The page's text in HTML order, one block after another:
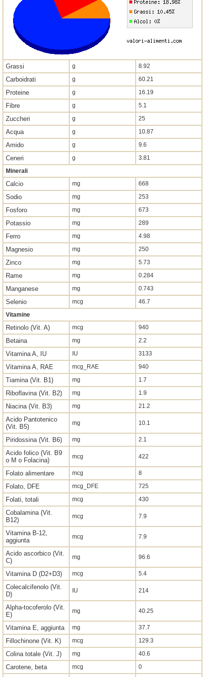
Grassi g 8.92
Carboidrati g 60.21
Proteine g 16.19
Fibre g 5.1
Zuccheri g 25
Acqua g 10.87
Amido g 9.6
Ceneri g
3.81
Minerali
Calcio mg 668
Sodio mg 253
Fosforo mg 673
Potassio mg 289
Ferro mg 4.98
Magnesio mg 250
Zinco mg 5.73
Rame mg 0.284
Manganese mg 0.743
Selenio mcg
46.7
Vitamine
Retinolo (Vit. A) mcg 940
Betaina mg 2.2
Vitamina A, IU IU 3133
Vitamina A, RAE mcg_RAE 940
Tiamina (Vit. B1) mg 1.7
Riboflavina (Vit. B2) mg 1.9
Niacina (Vit. B3) mg 21.2
Acido Pantotenico
(Vit. B5)
mg 10.1
Piridossina (Vit. B6) mg 2.1
Acido folico (Vit. B9
o M o Folacina)
mcg 422
Folato alimentare mcg 8
Folato, DFE mcg_DFE 725
Folati, totali mcg 430
Cobalamina (Vit.
B12)
mcg 7.9
Vitamina B-12,
aggiunta
mcg 7.9
Acido ascorbico (Vit.
C)
mg 96.6
Vitamina D (D2+D3) mcg 5.4
Colecalcifenolo (Vit.
D)
IU 214
Alpha-tocoferolo (Vit.
E)
mg 40.25
Vitamina E, aggiunta mg 37.7
Fillochinone (Vit. K) mcg 129.3
Colina totale (Vit. J) mg 40.6
Carotene, beta mcg 0